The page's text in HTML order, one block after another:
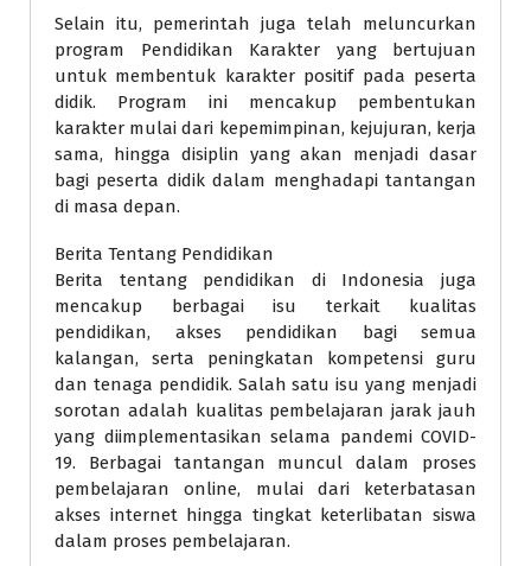
Selain itu, pemerintah juga telah meluncurkan
program Pendidikan Karakter yang bertujuan
untuk membentuk karakter positif pada peserta
didik. Program ini mencakup pembentukan
karakter mulai dari kepemimpinan, kejujuran, kerja
sama, hingga disiplin yang akan menjadi dasar
bagi peserta didik dalam menghadapi tantangan
di masa depan.
Berita Tentang Pendidikan
Berita tentang pendidikan di Indonesia juga
mencakup berbagai isu terkait kualitas
pendidikan, akses pendidikan bagi semua
kalangan, serta peningkatan kompetensi guru
dan tenaga pendidik. Salah satu isu yang menjadi
sorotan adalah kualitas pembelajaran jarak jauh
yang diimplementasikan selama pandemi COVID-
19. Berbagai tantangan muncul dalam proses
pembelajaran online, mulai dari keterbatasan
akses internet hingga tingkat keterlibatan siswa
dalam proses pembelajaran.